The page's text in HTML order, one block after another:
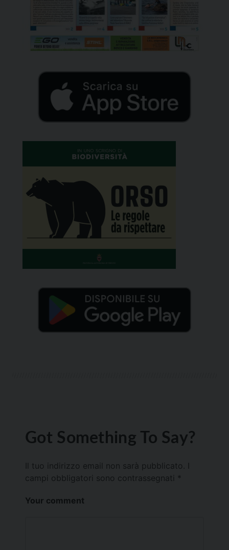
Got Something To Say?
Il tuo indirizzo email non sarà pubblicato.
campi obbligatori sono contrassegnati *
Your comment